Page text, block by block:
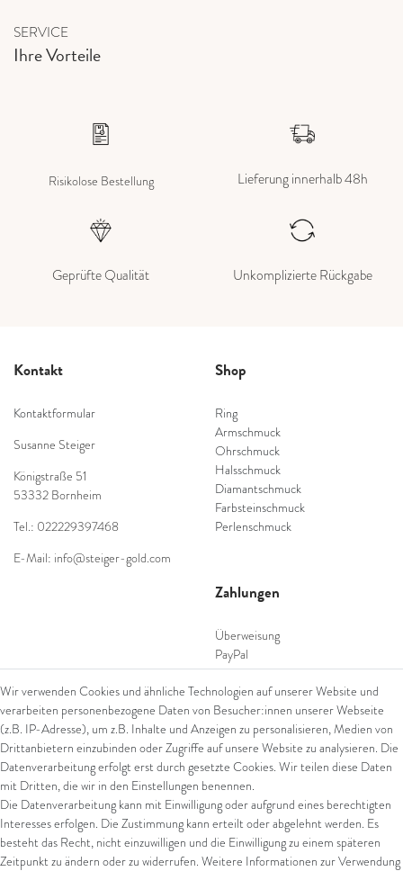
SERVICE
Ihre Vorteile
Risikolose Bestellung Lieferung innerhalb 48h
Geprüfte Qualität Unkomplizierte Rückgabe
Kontakt
Kontaktformular
Susanne Steiger
Königstraße 51
53332 Bornheim
Tel.: 022229397468
E-Mail: info@steiger-gold.com
Shop
Ring
Armschmuck
Ohrschmuck
Halsschmuck
Diamantschmuck
Farbsteinschmuck
Perlenschmuck
Zahlungen
Überweisung
PayPal
SEPA Lastschrift
giropay
Kreditkarte
Versand
UPS
FedEx
Wir verwenden Cookies und ähnliche Technologien auf unserer Website und
verarbeiten personenbezogene Daten von Besucher:innen unserer Webseite
(z.B. IP-Adresse), um z.B. Inhalte und Anzeigen zu personalisieren, Medien von
Drittanbietern einzubinden oder Zugriffe auf unsere Website zu analysieren. Die
Datenverarbeitung erfolgt erst durch gesetzte Cookies. Wir teilen diese Daten
mit Dritten, die wir in den Einstellungen benennen.
Die Datenverarbeitung kann mit Einwilligung oder aufgrund eines berechtigten
Interesses erfolgen. Die Zustimmung kann erteilt oder abgelehnt werden. Es
besteht das Recht, nicht einzuwilligen und die Einwilligung zu einem späteren
Zeitpunkt zu ändern oder zu widerrufen. Weitere Informationen zur Verwendung